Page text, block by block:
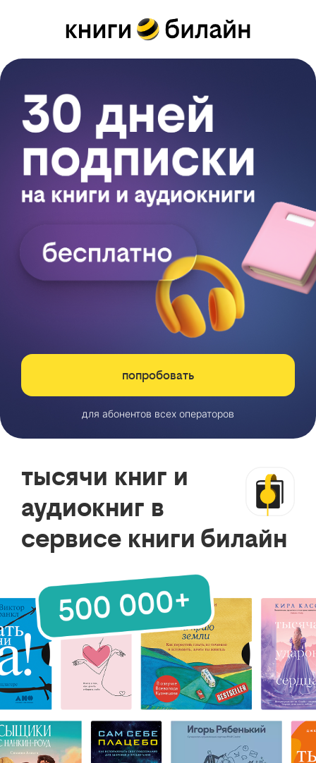
попробовать
для абонентов всех операторов
тысячи книг и
аудиокниг в
сервисе книги билайн